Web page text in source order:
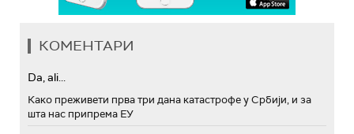
КОМЕНТАРИ
Da, ali...
Како преживети прва три дана катастрофе у Србији, и за
шта нас припрема ЕУ